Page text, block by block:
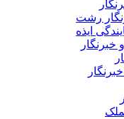
رشت
ایذه